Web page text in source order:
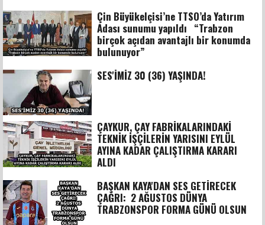
Çin Büyükelçisi’ne TTSO’da Yatırım
Adası sunumu yapıldı “Trabzon
birçok açıdan avantajlı bir konumda
bulunuyor”
SES'İMİZ 30 (36) YAŞINDA!
ÇAYKUR, ÇAY FABRİKALARINDAKİ
TEKNİK İŞÇİLERİN YARISINI EYLÜL
AYINA KADAR ÇALIŞTIRMA KARARI
ALDI
BAŞKAN KAYA'DAN SES GETİRECEK
ÇAĞRI: 2 AĞUSTOS DÜNYA
TRABZONSPOR FORMA GÜNÜ OLSUN